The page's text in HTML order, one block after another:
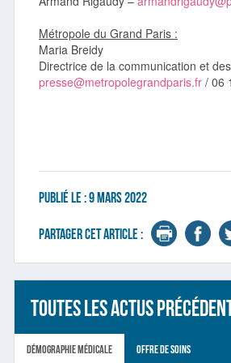
Métropole du Grand Paris :
Maria Breidy
Directrice de la communication et
presse@metropolegrandparis.fr / 06
Publié le :9 mars 2022
Partager cet article :
Toutes les actus
Démographie médicale Offre de soins